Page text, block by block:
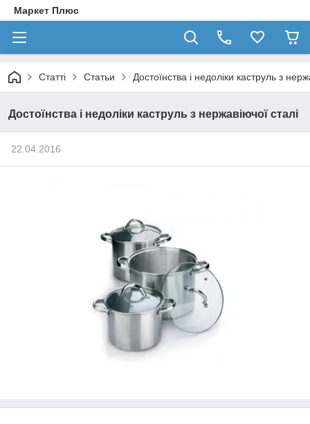
Маркет Плюс
Статті Статьи Достоїнства і недоліки каструль з
Достоїнства і недоліки каструль з нержавіючої сталі
22.04.2016